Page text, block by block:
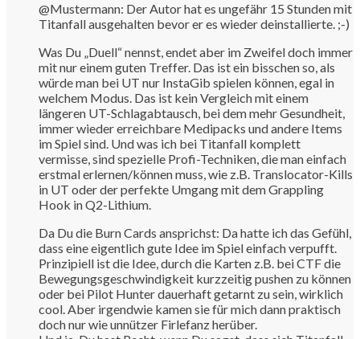
@Mustermann: Der Autor hat es ungefähr 15 Stunden mit
Titanfall ausgehalten bevor er es wieder deinstallierte. ;-)
Was Du „Duell“ nennst, endet aber im Zweifel doch immer
mit nur einem guten Treffer. Das ist ein bisschen so, als
würde man bei UT nur InstaGib spielen können, egal in
welchem Modus. Das ist kein Vergleich mit einem
längeren UT-Schlagabtausch, bei dem mehr Gesundheit,
immer wieder erreichbare Medipacks und andere Items
im Spiel sind. Und was ich bei Titanfall komplett
vermisse, sind spezielle Profi-Techniken, die man einfach
erstmal erlernen/können muss, wie z.B. Translocator-Kills
in UT oder der perfekte Umgang mit dem Grappling
Hook in Q2-Lithium.
Da Du die Burn Cards ansprichst: Da hatte ich das Gefühl,
dass eine eigentlich gute Idee im Spiel einfach verpufft.
Prinzipiell ist die Idee, durch die Karten z.B. bei CTF die
Bewegungsgeschwindigkeit kurzzeitig pushen zu können
oder bei Pilot Hunter dauerhaft getarnt zu sein, wirklich
cool. Aber irgendwie kamen sie für mich dann praktisch
doch nur wie unnützer Firlefanz herüber.